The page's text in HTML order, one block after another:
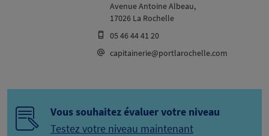
Avenue Antoine Albeau,
17026 La Rochelle
05 46 44 41 20
capitainerie@portlarochelle.com
Vous souhaitez évaluer votre niveau
Testez votre niveau maintenant